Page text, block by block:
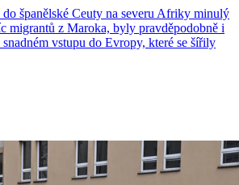
španělské Ceuty na severu Afriky minulý
migrantů z Maroka, byly pravděpodobně i
vstupu do Evropy, které se šířily